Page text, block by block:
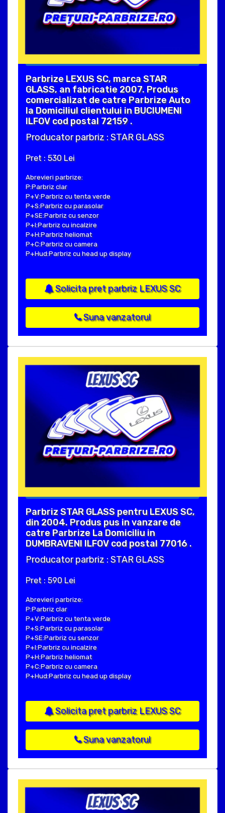
Parbrize LEXUS SC, marca STAR
GLASS, an fabricatie 2007. Produs
comercializat de catre Parbrize Auto
la Domiciliul clientului in BUCIUMENI
ILFOV cod postal 72159 .
Producator parbriz : STAR GLASS
Pret : 530 Lei
Abrevieri parbrize:
P:Parbriz clar
P+V:Parbriz cu tenta verde
P+S:Parbriz cu parasolar
P+SE:Parbriz cu senzor
P+I:Parbriz cu incalzire
P+H:Parbriz heliomat
P+C:Parbriz cu camera
P+Hud:Parbriz cu head up display
Solicita pret parbriz LEXUS SC
Suna vanzatorul
Parbriz STAR GLASS pentru LEXUS SC,
din 2004. Produs pus in vanzare de
catre Parbrize La Domiciliu in
DUMBRAVENI ILFOV cod postal 77016 .
Producator parbriz : STAR GLASS
Pret : 590 Lei
Abrevieri parbrize:
P:Parbriz clar
P+V:Parbriz cu tenta verde
P+S:Parbriz cu parasolar
P+SE:Parbriz cu senzor
P+I:Parbriz cu incalzire
P+H:Parbriz heliomat
P+C:Parbriz cu camera
P+Hud:Parbriz cu head up display
Solicita pret parbriz LEXUS SC
Suna vanzatorul